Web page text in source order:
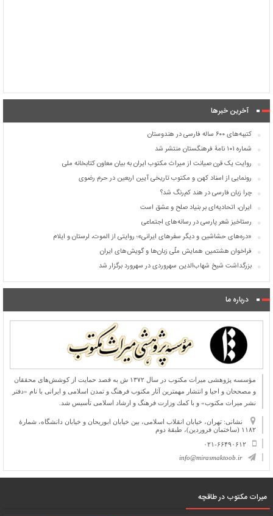
آخرین خبرها
کتیبه‌های ۶۰۰ ساله فارسی در هندوستان
شماره ۱۰۱ نامۀ فرهنگستان منتشر شد
روایت یک قرن صیانت از میراث مکتوب ایران به بیان معاون کتابخانه ملی
رونمایی از اسناد کهن و مکتوب تاریخی آیین اربعین در حرم رضوی
چرا زبان فارسی در هند کم‌رنگ شد؟
ایران، اتحادیه‌ای بر بنیاد صلح و عشق است
رستاخیز شعر پارسی در رسانه‌های اجتماعی
«دره‌های حشاشین و دیگر سفرهای ایرانی»؛ روایتی از الموت، لرستان و ایلام
فراخوان هشتمین همایش ملّی زبان‌ها و گویش‌های ایران
بزرگداشت شیخ شهاب‌الدین سهروردی در سهرورد برگزار شد
درباره ما
مؤسسه پژوهشی میراث مكتوب در سال ۱۳۷۲ ش به قصد حمایت از كوشش‌های محققان
و مصححان و احیا و انتشار مهمترین آثار مكتوب فرهنگ و تمدن اسلامی و ایرانی با نام «دفتر
نشر میراث مكتوب» و با كمك وزارت فرهنگ و ارشاد اسلامی تأسیس شد.
نشانی: تهران، خیابان انقلاب اسلامی، بین خیابان ابوریحان و خیابان دانشگاه، شمارۀ
۱۱۸۲ (ساختمان فروردین)، طبقۀ دوم
۰۲۱-۶۶۴۹۰۶۱۲
info@mirasmaktoob.ir
میرات مکتوب در طاقچه